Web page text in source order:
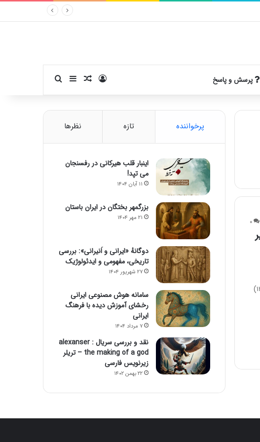
پرسش و پاسخ ورودنوشته تصادفی
سایدبارجستجو برای
۰
محمد تقی‌خان فراهانی» (زاده: ۱۱۸۶، درگذشته:۲۰ دی ۱۲۳۰)
پرخواننده تازه نظرها
اینبار قلب هیرکانی در رفسنجان
می تپد!
۱۱ آبان ۱۴۰۴
بزرگمهر بختگان در ایران باستان
۲۱ مهر ۱۴۰۴
دوگانهٔ «ایرانی و اَنیرانی»: بررسی
تاریخی، مفهومی و ایدئولوژیک
۲۷ شهریور ۱۴۰۴
سامانه هوش مصنوعی ایرانی
رخشای آموزش دیده با فرهنگ
ایرانی
۷ مرداد ۱۴۰۴
نقد و بررسی سریال alexanser :
the making of a god – تریلر
زیرنویس فارسی
۲۲ بهمن ۱۴۰۲